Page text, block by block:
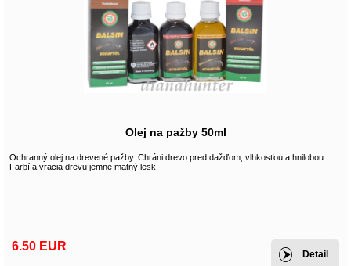
Olej na pažby 50ml
Ochranný olej na drevené pažby. Chráni drevo pred dažďom, vlhkosťou a hnilobou.
Farbí a vracia drevu jemne matný lesk.
6.50 EUR
Detail